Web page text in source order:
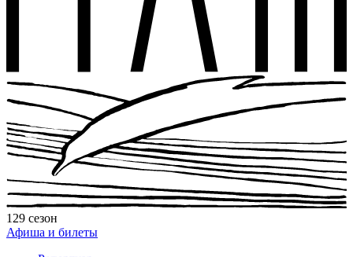
129 сезон
Афиша и билеты